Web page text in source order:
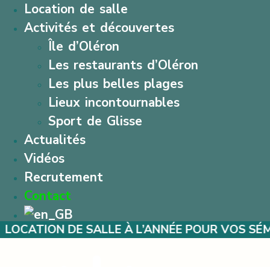
Location de salle
Activités et découvertes
Île d’Oléron
Les restaurants d’Oléron
Les plus belles plages
Lieux incontournables
Sport de Glisse
Actualités
Vidéos
Recrutement
Contact
SALLE À L’ANNÉE POUR VOS SÉMINAIRES